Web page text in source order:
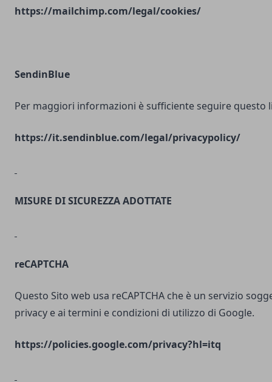
https://mailchimp.com/legal/cookies/
SendinBlue
Per maggiori informazioni è sufficiente seguire questo
https://it.sendinblue.com/legal/privacypolicy/
MISURE DI SICUREZZA ADOTTATE
reCAPTCHA
Questo Sito web usa reCAPTCHA che è un servizio
privacy e ai termini e condizioni di utilizzo di Google.
https://policies.google.com/privacy?hl=itq